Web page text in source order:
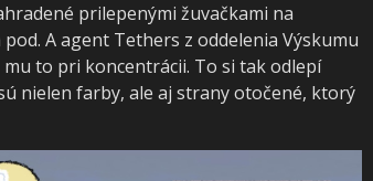
prilepenými žuvačkami na
A agent Tethers z oddelenia Výskumu
to pri koncentrácii. To si tak odlepí
nielen farby, ale aj strany otočené, ktorý